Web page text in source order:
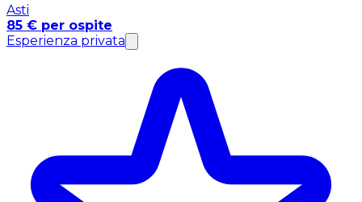
Asti
85 € per ospite
Esperienza privata